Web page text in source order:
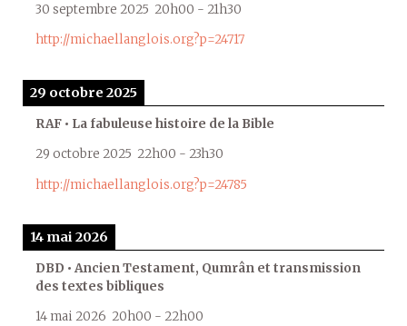
30 septembre 2025 20h00 - 21h30
http://michaellanglois.org?p=24717
29 octobre 2025
RAF • La fabuleuse histoire de la Bible
29 octobre 2025 22h00 - 23h30
http://michaellanglois.org?p=24785
14 mai 2026
DBD • Ancien Testament, Qumrân et transmission
des textes bibliques
14 mai 2026 20h00 - 22h00